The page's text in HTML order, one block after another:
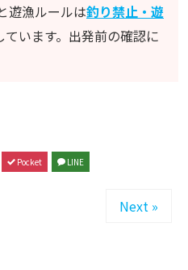
遊漁ルールは釣り禁止・遊
ています。出発前の確認に
Pocket LINE
Next »